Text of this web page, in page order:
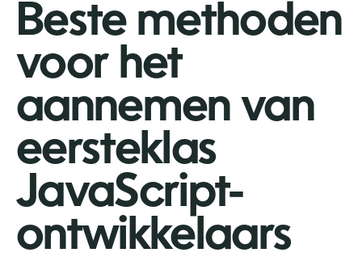
Beste methoden
voor het
aannemen van
eersteklas
JavaScript-
ontwikkelaars